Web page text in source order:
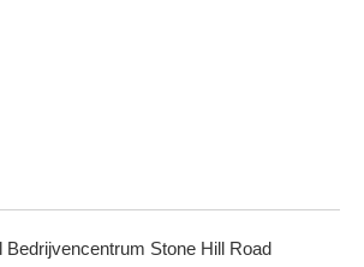
Bedrijvencentrum Stone Hill Road